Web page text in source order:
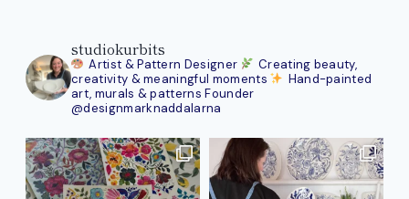
studiokurbits
Artist & Pattern Designer
Creating beauty,
creativity & meaningful moments
Hand-painted
art, murals & patterns Founder
@designmarknaddalarna